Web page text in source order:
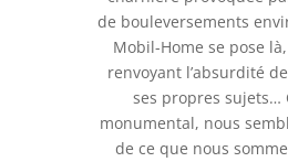
de bouleversements
Mobil-Home se pose
renvoyant l’absurdité
ses propres sujets…
monumental, nous
de ce que nous